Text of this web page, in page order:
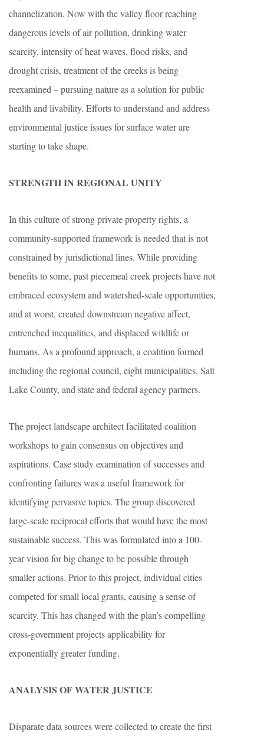
channelization. Now with the valley floor reaching
dangerous levels of air pollution, drinking water
scarcity, intensity of heat waves, flood risks, and
drought crisis, treatment of the creeks is being
reexamined – pursuing nature as a solution for public
health and livability. Efforts to understand and address
environmental justice issues for surface water are
starting to take shape.
STRENGTH IN REGIONAL UNITY
In this culture of strong private property rights, a
community-supported framework is needed that is not
constrained by jurisdictional lines. While providing
benefits to some, past piecemeal creek projects have not
embraced ecosystem and watershed-scale opportunities,
and at worst, created downstream negative affect,
entrenched inequalities, and displaced wildlife or
humans. As a profound approach, a coalition formed
including the regional council, eight municipalities, Salt
Lake County, and state and federal agency partners.
The project landscape architect facilitated coalition
workshops to gain consensus on objectives and
aspirations. Case study examination of successes and
confronting failures was a useful framework for
identifying pervasive topics. The group discovered
large-scale reciprocal efforts that would have the most
sustainable success. This was formulated into a 100-
year vision for big change to be possible through
smaller actions. Prior to this project, individual cities
competed for small local grants, causing a sense of
scarcity. This has changed with the plan’s compelling
cross-government projects applicability for
exponentially greater funding.
ANALYSIS OF WATER JUSTICE
Disparate data sources were collected to create the first